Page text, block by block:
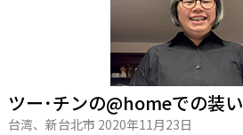
ツー･チンの@homeでの装い
台湾、新台北市 2020年11月23日